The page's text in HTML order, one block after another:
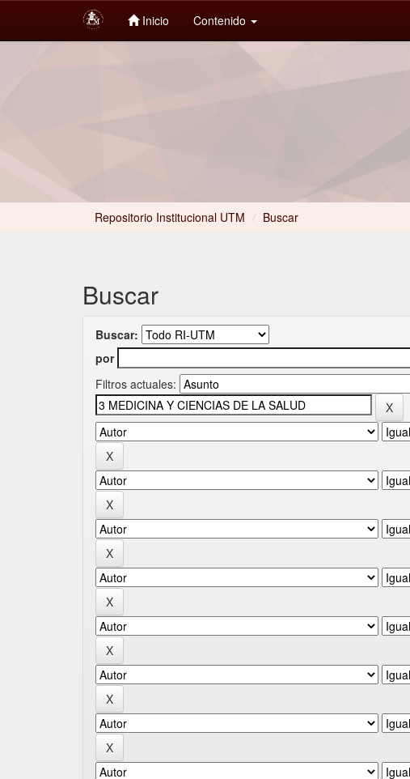
Inicio Contenido
Repositorio Institucional UTM / Buscar
Buscar
Buscar:
por
Filtros actuales: